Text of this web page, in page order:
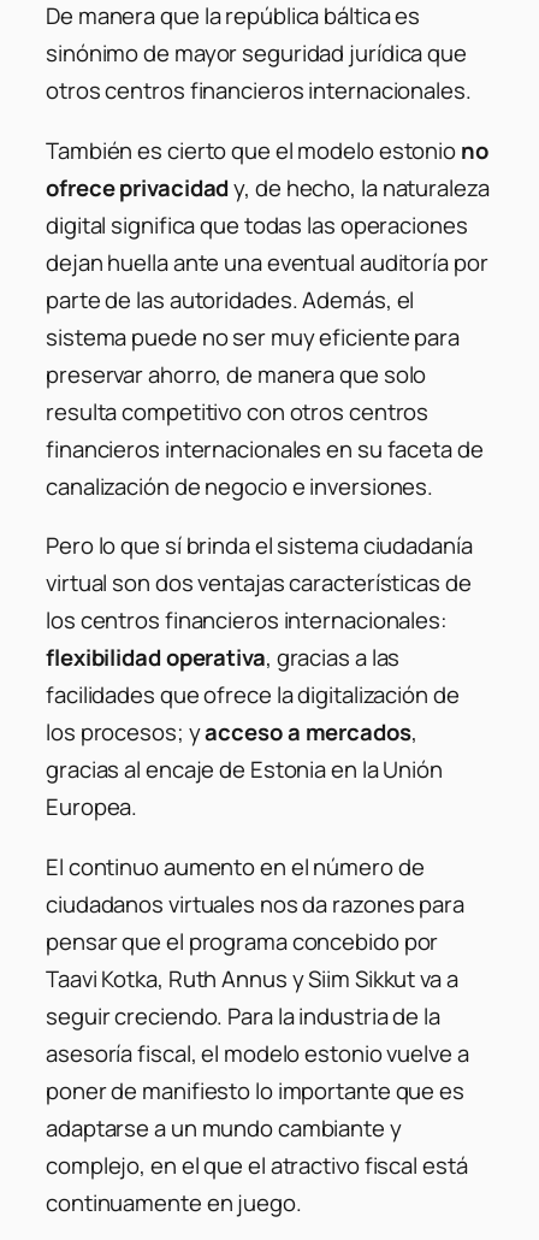
De manera que la república báltica es
sinónimo de mayor seguridad jurídica que
otros centros financieros internacionales.
También es cierto que el modelo estoniono
ofrece privacidady, de hecho, la naturaleza
digital significa que todas las operaciones
dejan huella ante una eventual auditoría por
parte de las autoridades. Además, el
sistema puede no ser muy eficiente para
preservar ahorro, de manera que solo
resulta competitivo con otros centros
financieros internacionales en su faceta de
canalización de negocio e inversiones.
Pero lo que sí brinda el sistema ciudadanía
virtual son dos ventajas características de
los centros financieros internacionales:
flexibilidad operativa, gracias a las
facilidades que ofrece la digitalización de
los procesos; yacceso a mercados,
gracias al encaje de Estonia en la Unión
Europea.
El continuo aumento en el número de
ciudadanos virtuales nos da razones para
pensar que el programa concebido por
Taavi Kotka, Ruth Annus y Siim Sikkut va a
seguir creciendo. Para la industria de la
asesoría fiscal, el modelo estonio vuelve a
poner de manifiesto lo importante que es
adaptarse a un mundo cambiante y
complejo, en el que el atractivo fiscal está
continuamente en juego.